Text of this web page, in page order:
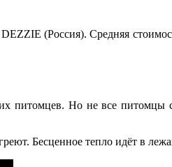
(Россия). Средняя
питомцев. Но не все питомцы
Бесценное тепло идёт в